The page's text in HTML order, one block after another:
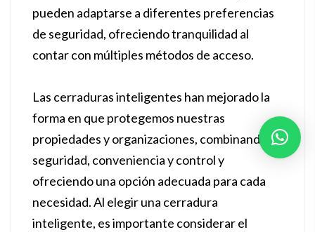
pueden adaptarse a diferentes preferencias
de seguridad, ofreciendo tranquilidad al
contar con múltiples métodos de acceso.
Las cerraduras inteligentes han mejorado la
forma en que protegemos nuestras
propiedades y organizaciones, combinando
seguridad, conveniencia y control y
ofreciendo una opción adecuada para cada
necesidad. Al elegir una cerradura
inteligente, es importante considerar el